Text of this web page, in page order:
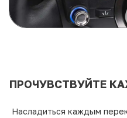
ПРОЧУВСТВУЙТЕ
Насладиться каждым